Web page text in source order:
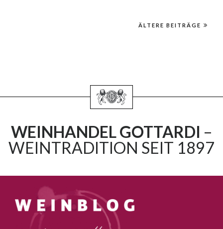
ÄLTERE BEITRÄGE
WEINHANDEL GOTTARDI –
WEINTRADITION SEIT 1897